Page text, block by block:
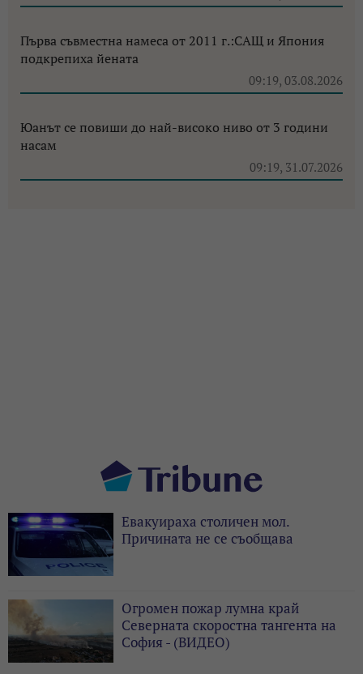
Първа съвместна намеса от 2011 г.:САЩ и Япония
подкрепиха йената
09:19, 03.08.2026
Юанът се повиши до най-високо ниво от 3 години
насам
09:19, 31.07.2026
Евакуираха столичен мол.
Причината не се съобщава
Огромен пожар лумна край
Северната скоростна тангента на
София - (ВИДЕО)